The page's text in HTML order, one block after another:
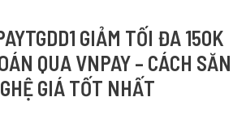
GIẢM TỐI ĐA 150K
QUA VNPAY – CÁCH SĂN
GIÁ TỐT NHẤT